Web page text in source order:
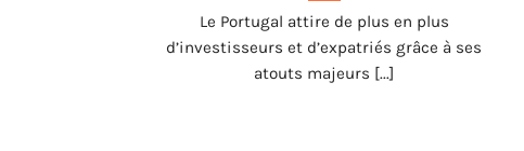
Le Portugal attire de plus en plus
d’investisseurs et d’expatriés grâce à ses
atouts majeurs [...]